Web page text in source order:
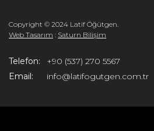
Copyright © 2024 Latif Öğütgen.
Web Tasarım : Saturn Bilişim
Telefon:
+90 (537) 270 5567
Email:
info@latifogutgen.com.tr